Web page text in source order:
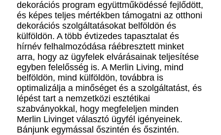
dekorációs program együttműködéssé fejlődött,
és képes teljes mértékben támogatni az otthoni
dekorációs szolgáltatásokat belföldön és
külföldön. A több évtizedes tapasztalat és
hírnév felhalmozódása ráébresztett minket
arra, hogy az ügyfelek elvárásainak teljesítése
egyben felelősség is. A Merlin Living, mind
belföldön, mind külföldön, továbbra is
optimalizálja a minőséget és a szolgáltatást, és
lépést tart a nemzetközi esztétikai
szabványokkal, hogy megfeleljen minden
Merlin Livinget választó ügyfél igényeinek.
Bánjunk egymással őszintén és őszintén.